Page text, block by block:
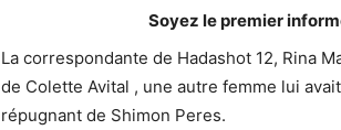
Soyez le premier
La correspondante de Hadashot 12, Rina
de Colette Avital , une autre femme lui
répugnant de Shimon Peres.